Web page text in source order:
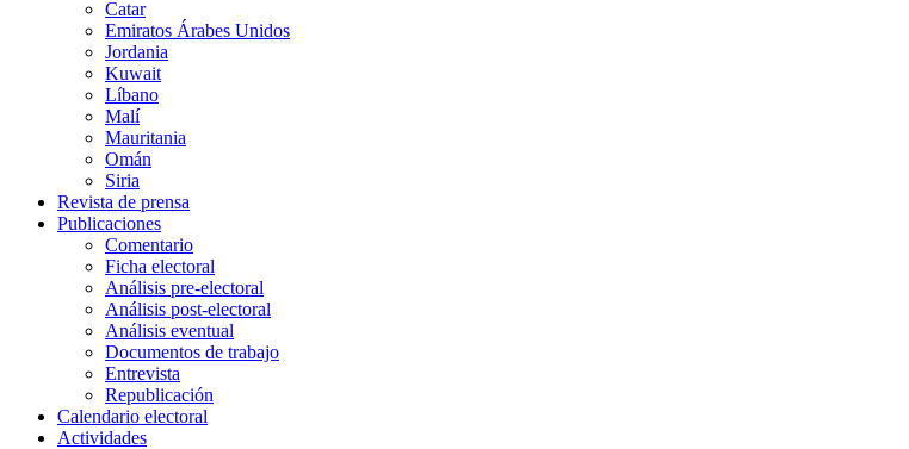
Catar
Emiratos Árabes Unidos
Jordania
Kuwait
Líbano
Malí
Mauritania
Omán
Siria
Revista de prensa
Publicaciones
Comentario
Ficha electoral
Análisis pre-electoral
Análisis post-electoral
Análisis eventual
Documentos de trabajo
Entrevista
Republicación
Calendario electoral
Actividades